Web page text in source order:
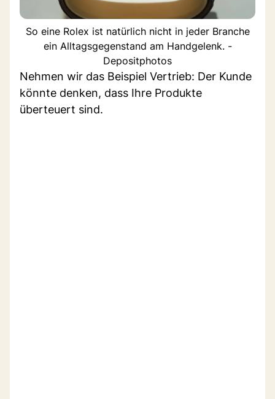
So eine Rolex ist natürlich nicht in jeder Branche
ein Alltagsgegenstand am Handgelenk. -
Depositphotos
Nehmen wir das Beispiel Vertrieb: Der Kunde
könnte denken, dass Ihre Produkte
überteuert sind.